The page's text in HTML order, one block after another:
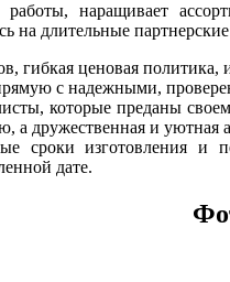
наращивает
на длительные
гибкая ценовая
с надежными,
которые преданы
дружественная и уютная
сроки изготовления и
дате.